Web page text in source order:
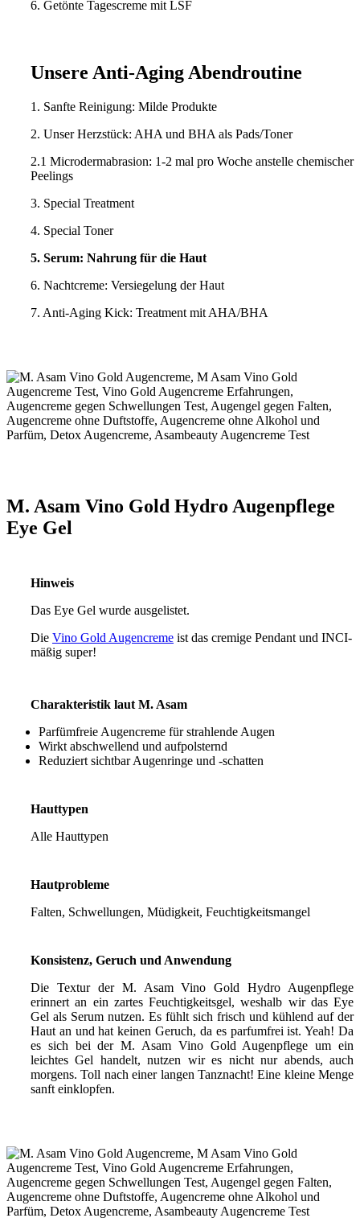
6. Getönte Tagescreme mit LSF
Unsere Anti-Aging Abendroutine
1. Sanfte Reinigung: Milde Produkte
2. Unser Herzstück: AHA und BHA als Pads/Toner
2.1 Microdermabrasion: 1-2 mal pro Woche anstelle chemischer
Peelings
3. Special Treatment
4. Special Toner
5. Serum: Nahrung für die Haut
6. Nachtcreme: Versiegelung der Haut
7. Anti-Aging Kick: Treatment mit AHA/BHA
M. Asam Vino Gold Hydro Augenpflege
Eye Gel
Hinweis
Das Eye Gel wurde ausgelistet.
Die Vino Gold Augencreme ist das cremige Pendant und INCI-
mäßig super!
Charakteristik laut M. Asam
Parfümfreie Augencreme für strahlende Augen
Wirkt abschwellend und aufpolsternd
Reduziert sichtbar Augenringe und -schatten
Hauttypen
Alle Hauttypen
Hautprobleme
Falten, Schwellungen, Müdigkeit, Feuchtigkeitsmangel
Konsistenz, Geruch und Anwendung
Die Textur der M. Asam Vino Gold Hydro Augenpflege
erinnert an ein zartes Feuchtigkeitsgel, weshalb wir das Eye
Gel als Serum nutzen. Es fühlt sich frisch und kühlend auf der
Haut an und hat keinen Geruch, da es parfumfrei ist. Yeah! Da
es sich bei der M. Asam Vino Gold Augenpflege um ein
leichtes Gel handelt, nutzen wir es nicht nur abends, auch
morgens. Toll nach einer langen Tanznacht! Eine kleine Menge
sanft einklopfen.